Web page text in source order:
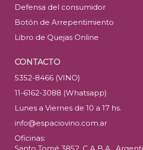
Defensa del consumidor
Botón de Arrepentimiento
Libro de Quejas Online
CONTACTO
5352-8466 (VINO)
11-6162-3088 (Whatsapp)
Lunes a Viernes de 10 a 17 hs.
info@espaciovino.com.ar
Oficinas:
Santo Tomé 3852, C.A.B.A.,